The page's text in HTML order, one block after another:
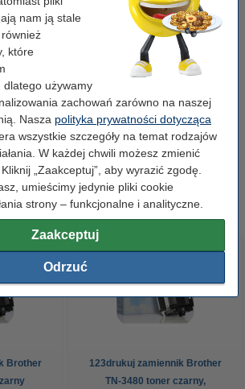
nam ją stale
które
używamy
zachowań zarówno na naszej
Nasza polityka prywatności dotycząca
wszystkie szczegóły na temat rodzajów
W każdej chwili możesz zmienić
„Zaakceptuj”, aby wyrazić zgodę.
umieścimy jedynie pliki cookie
strony – funkcjonalne i analityczne.
Zaakceptuj
Odrzuć
czarny
bęben światłoczuły
DR-3400
ten bęben (wersję 123drukuj) zamiast
Popularne produkty
Brother
123drukuj zamiennik Brother
TN-3480 toner czarny,